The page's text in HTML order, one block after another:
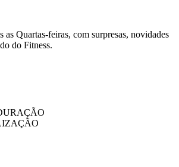
as Quartas-feiras, com surpresas, novidades
do Fitness.